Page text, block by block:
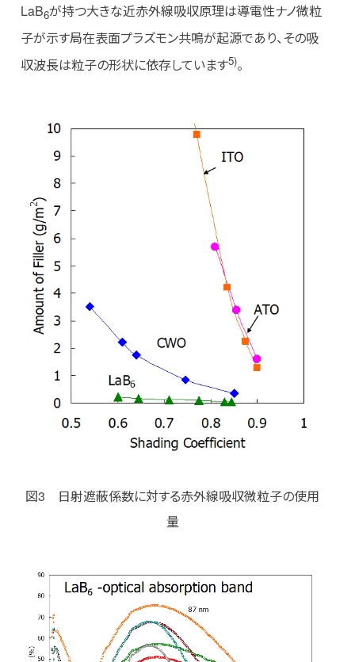
LaB6が持つ大きな近赤外線吸収原理は導電性ナノ微粒
子が示す局在表面プラズモン共鳴が起源であり、その吸
収波長は粒子の形状に依存しています5)。
図3 日射遮蔽係数に対する赤外線吸収微粒子の使用
量